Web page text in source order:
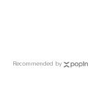
Recommended by